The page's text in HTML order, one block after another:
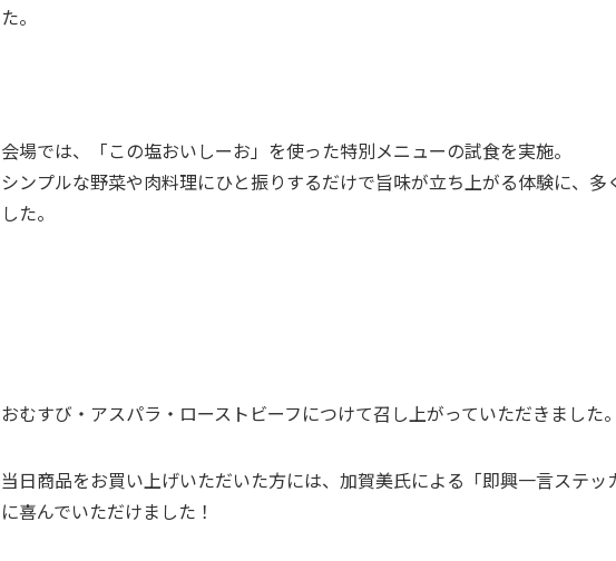
た。
会場では、「この塩おいしーお」を使った特別メニューの試食を実施。
シンプルな野菜や肉料理にひと振りするだけで旨味が立ち上がる体験に、
した。
おむすび・アスパラ・ローストビーフにつけて召し上がっていただきました。
当日商品をお買い上げいただいた方には、加賀美氏による「即興一言ステ
に喜んでいただけました！